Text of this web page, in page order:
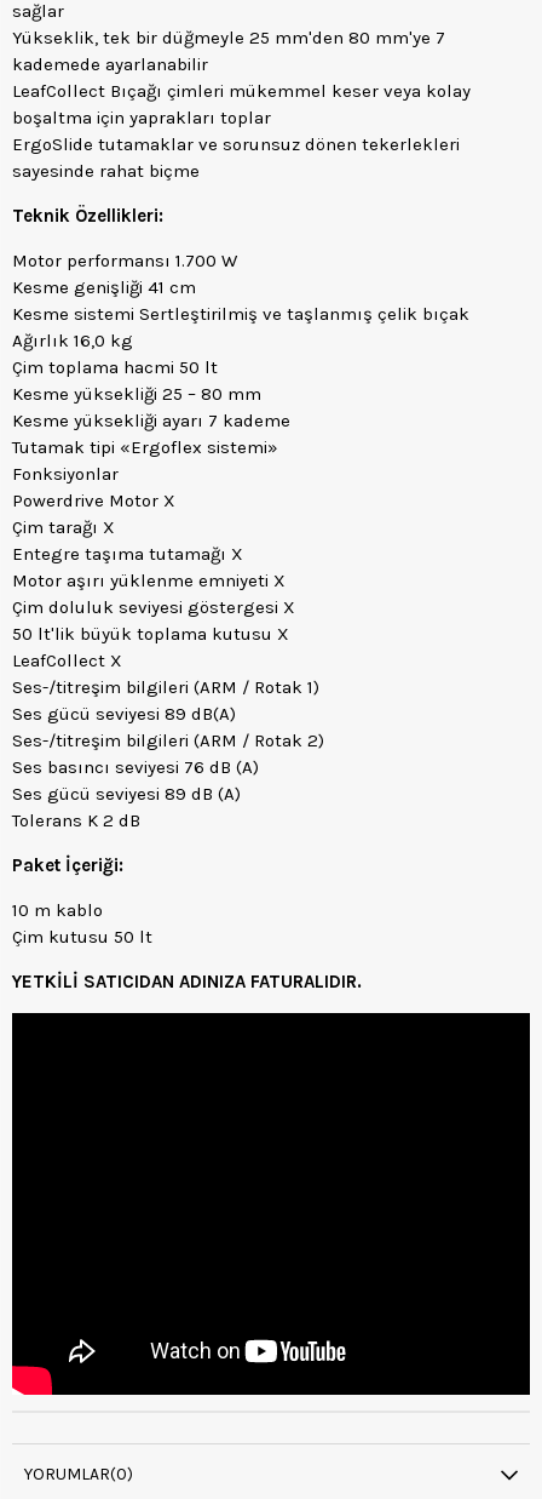
sağlar
Yükseklik, tek bir düğmeyle 25 mm'den 80 mm'ye 7
kademede ayarlanabilir
LeafCollect Bıçağı çimleri mükemmel keser veya kolay
boşaltma için yaprakları toplar
ErgoSlide tutamaklar ve sorunsuz dönen tekerlekleri
sayesinde rahat biçme
Teknik Özellikleri:
Motor performansı 1.700 W
Kesme genişliği 41 cm
Kesme sistemi Sertleştirilmiş ve taşlanmış çelik bıçak
Ağırlık 16,0 kg
Çim toplama hacmi 50 lt
Kesme yüksekliği 25 – 80 mm
Kesme yüksekliği ayarı 7 kademe
Tutamak tipi «Ergoflex sistemi»
Fonksiyonlar
Powerdrive Motor X
Çim tarağı X
Entegre taşıma tutamağı X
Motor aşırı yüklenme emniyeti X
Çim doluluk seviyesi göstergesi X
50 lt'lik büyük toplama kutusu X
LeafCollect X
Ses-/titreşim bilgileri (ARM / Rotak 1)
Ses gücü seviyesi 89 dB(A)
Ses-/titreşim bilgileri (ARM / Rotak 2)
Ses basıncı seviyesi 76 dB (A)
Ses gücü seviyesi 89 dB (A)
Tolerans K 2 dB
Paket İçeriği:
10 m kablo
Çim kutusu 50 lt
YETKİLİ SATICIDAN ADINIZA FATURALIDIR.
YORUMLAR(0)